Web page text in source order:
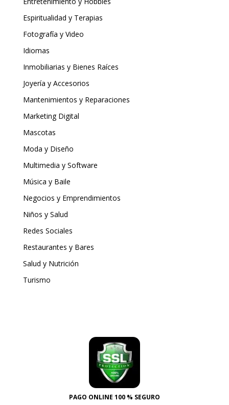
Espiritualidad y Terapias
Fotografía y Video
Idiomas
Inmobiliarias y Bienes Raíces
Joyería y Accesorios
Mantenimientos y Reparaciones
Marketing Digital
Mascotas
Moda y Diseño
Multimedia y Software
Música y Baile
Negocios y Emprendimientos
Niños y Salud
Redes Sociales
Restaurantes y Bares
Salud y Nutrición
Turismo
PAGO ONLINE 100 % SEGURO